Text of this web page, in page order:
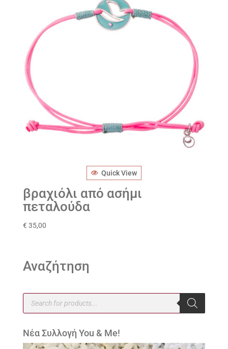
Quick View
βραχιόλι από ασήμι
πεταλούδα
€ 35,00
Αναζήτηση
Products
search
Νέα Συλλογή You & Me!